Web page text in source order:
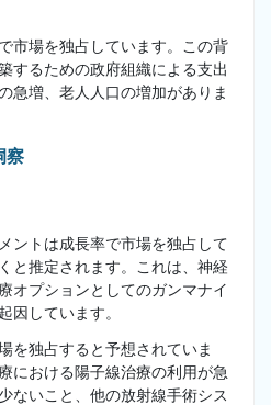
市場を独占しています。この背
するための政府組織による支出
急増、老人人口の増加がありま
察
ントは成長率で市場を独占して
と推定されます。これは、神経
オプションとしてのガンマナイ
因しています。
を独占すると予想されていま
における陽子線治療の利用が急
ないこと、他の放射線手術シス